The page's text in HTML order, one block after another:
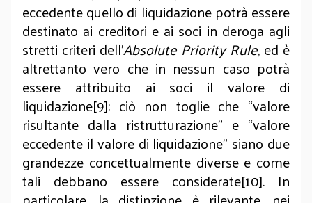
eccedente quello di liquidazione potrà essere
destinato ai creditori e ai soci in deroga agli
stretti criteri dell’Absolute Priority Rule, ed è
altrettanto vero che in nessun caso potrà
essere attribuito ai soci il valore di
liquidazione[9]: ciò non toglie che “valore
risultante dalla ristrutturazione” e “valore
eccedente il valore di liquidazione” siano due
grandezze concettualmente diverse e come
tali debbano essere considerate[10]. In